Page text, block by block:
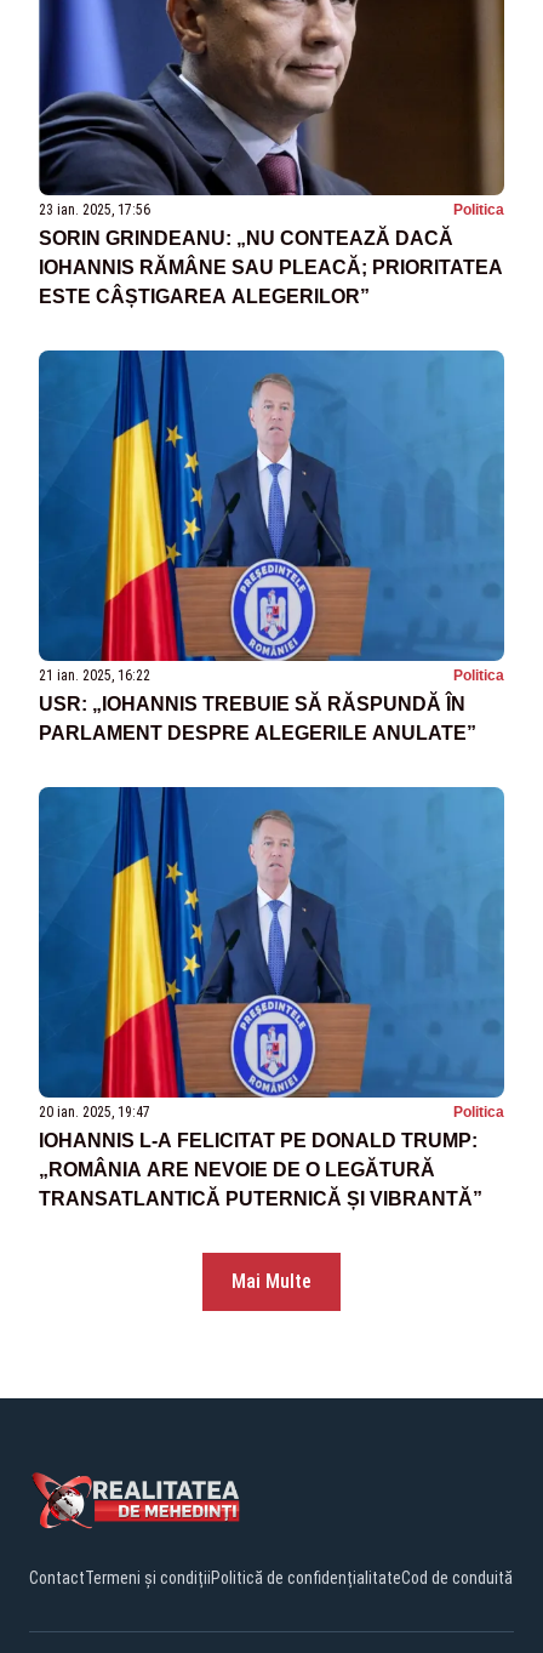
23 ian. 2025, 17:56 Politica
SORIN GRINDEANU: „NU CONTEAZĂ DACĂ
IOHANNIS RĂMÂNE SAU PLEACĂ; PRIORITATEA
ESTE CÂȘTIGAREA ALEGERILOR”
21 ian. 2025, 16:22 Politica
USR: „IOHANNIS TREBUIE SĂ RĂSPUNDĂ ÎN
PARLAMENT DESPRE ALEGERILE ANULATE”
20 ian. 2025, 19:47 Politica
IOHANNIS L-A FELICITAT PE DONALD TRUMP:
„ROMÂNIA ARE NEVOIE DE O LEGĂTURĂ
TRANSATLANTICĂ PUTERNICĂ ȘI VIBRANTĂ”
Mai Multe
ContactTermeni și condițiiPolitică de confidențialitateCod de conduită